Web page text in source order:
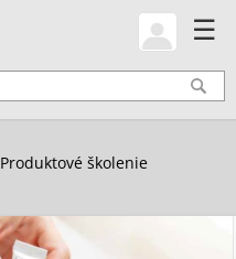
☰
Produktové školenie